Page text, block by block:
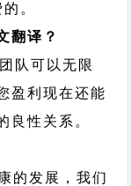
。
翻译？
队可以无限
盈利现在还能
良性关系。
的发展，我们